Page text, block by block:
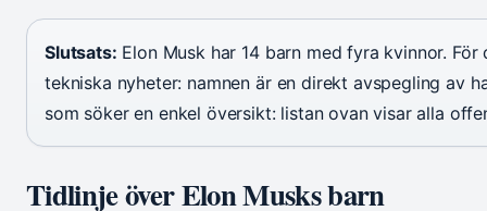
Slutsats: Elon Musk har 14 barn med fyra kvinnor. För
tekniska nyheter: namnen är en direkt avspegling av
som söker en enkel översikt: listan ovan visar alla
Tidlinje över Elon Musks barn